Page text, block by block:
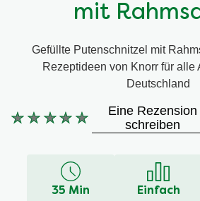
mit
Gefüllte Putenschnitzel mit
Rezeptideen von Knorr für alle
Deutschland
Keine
abgegeben
Eine Rezension
schreiben
35 Min Einfach